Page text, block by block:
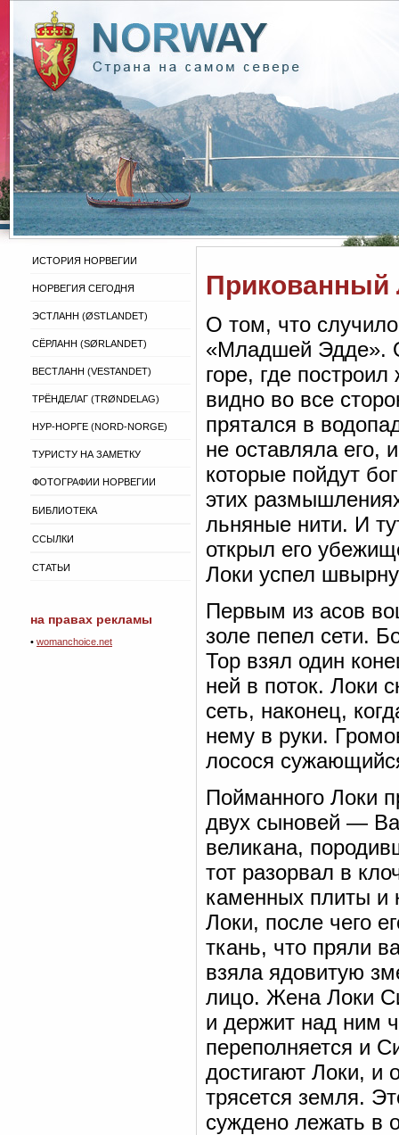
ИСТОРИЯ НОРВЕГИИ
НОРВЕГИЯ СЕГОДНЯ
ЭСТЛАНН (ØSTLANDET)
СЁРЛАНН (SØRLANDET)
ВЕСТЛАНН (VESTANDET)
ТРЁНДЕЛАГ (TRØNDELAG)
НУР-НОРГЕ (NORD-NORGE)
ТУРИСТУ НА ЗАМЕТКУ
ФОТОГРАФИИ НОРВЕГИИ
БИБЛИОТЕКА
ССЫЛКИ
СТАТЬИ
на правах рекламы
• womanchoice.net
Прикованный
О том, что
«Младшей Эдде».
горе, где
видно во все
прятался в
не оставляла его,
которые пойдут
этих
льняные нити. И
открыл его
Локи успел
Первым из асов
золе пепел сети.
Тор взял один
ней в поток. Локи
сеть, наконец,
нему в руки.
лосося
Пойманного Локи
двух сыновей —
великана,
тот разорвал в
каменных плиты и
Локи, после чего
ткань, что пряли
взяла ядовитую
лицо. Жена Локи
и держит над ним
переполняется и
достигают Локи, и
трясется земля.
суждено лежать в